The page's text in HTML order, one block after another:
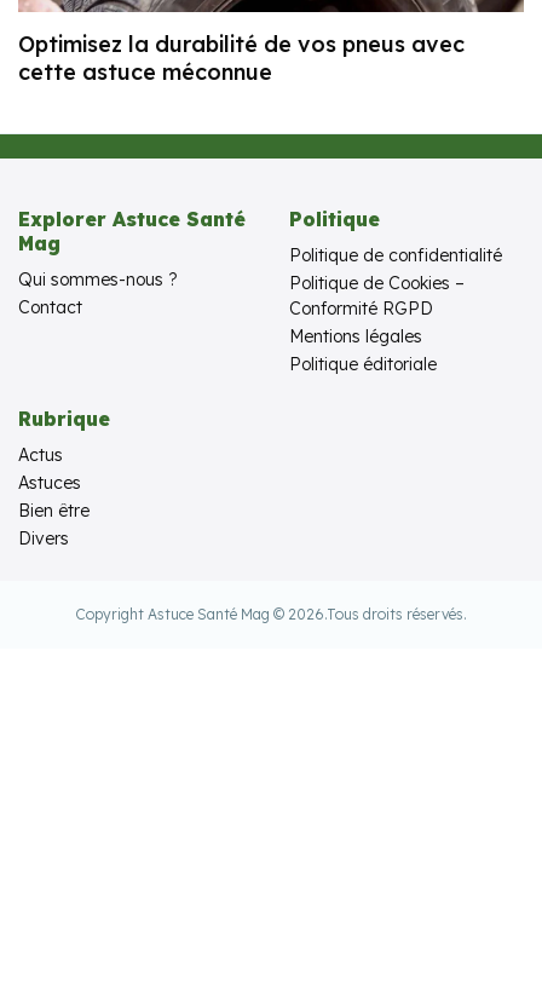
Optimisez la durabilité de vos pneus avec
cette astuce méconnue
Explorer Astuce Santé
Mag
Qui sommes-nous ?
Contact
Politique
Politique de confidentialité
Politique de Cookies –
Conformité RGPD
Mentions légales
Politique éditoriale
Rubrique
Actus
Astuces
Bien être
Divers
Copyright Astuce Santé Mag © 2026.Tous droits réservés.